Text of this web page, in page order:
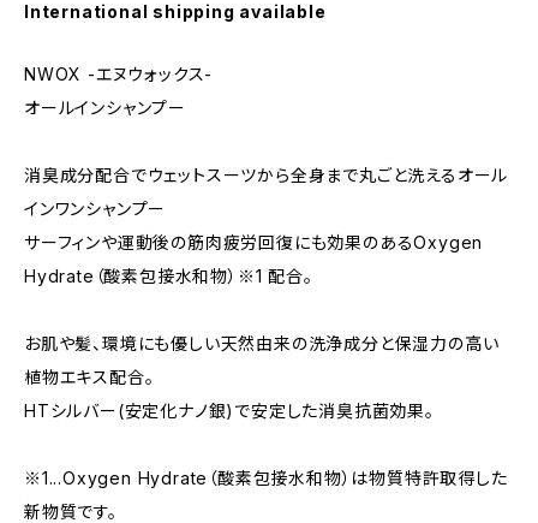
International shipping available
NWOX -エヌウォックス-
オールインシャンプー
消臭成分配合でウェットスーツから全身まで丸ごと洗えるオール
インワンシャンプー
サーフィンや運動後の筋肉疲労回復にも効果のあるOxygen
Hydrate（酸素包接水和物）※1 配合。
お肌や髪、環境にも優しい天然由来の洗浄成分と保湿力の高い
植物エキス配合。
HTシルバー(安定化ナノ銀)で安定した消臭抗菌効果。
※1...Oxygen Hydrate（酸素包接水和物）は物質特許取得した
新物質です。